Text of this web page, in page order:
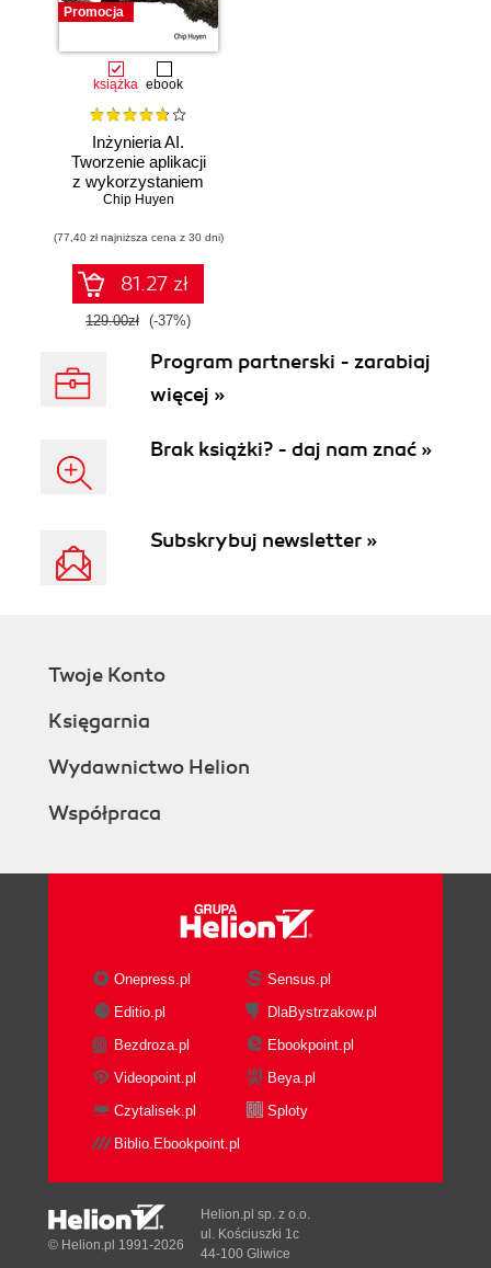
Promocja
książka ebook
Inżynieria AI.
Tworzenie aplikacji
z wykorzystaniem
modeli bazowych
Chip Huyen
(77,40 zł najniższa cena z 30 dni)
81.27 zł
129.00zł (-37%)
Program partnerski - zarabiaj
więcej »
Brak książki? - daj nam znać »
Subskrybuj newsletter »
Twoje Konto
Księgarnia
Wydawnictwo Helion
Współpraca
Onepress.pl
Sensus.pl
Editio.pl
DlaBystrzakow.pl
Bezdroza.pl
Ebookpoint.pl
Videopoint.pl
Beya.pl
Czytalisek.pl
Sploty
Biblio.Ebookpoint.pl
© Helion.pl 1991-2026
Helion.pl sp. z o.o.
ul. Kościuszki 1c
44-100 Gliwice